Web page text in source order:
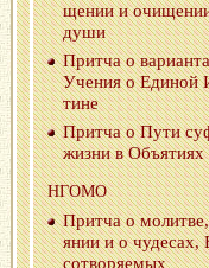
ще­нии и
души
Прит­ча о
Уче­ния о Еди­ной
тине
Прит­ча о Пути
жизни в Объ­я­ти­ях
НГОМО
Прит­ча о
я­нии и о чу­де­сах,
со­тво­ря­е­мых